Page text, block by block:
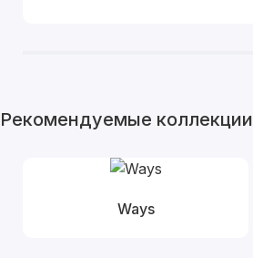
Рекомендуемые коллекции
Ways